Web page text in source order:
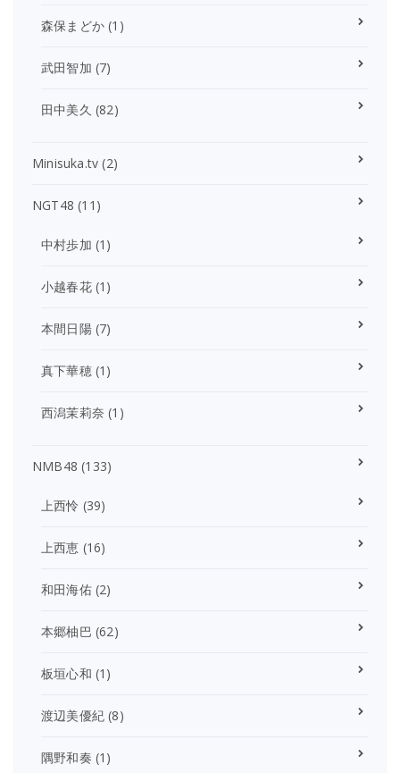
森保まどか (1)
武田智加 (7)
田中美久 (82)
Minisuka.tv (2)
NGT48 (11)
中村歩加 (1)
小越春花(1)
本間日陽(7)
真下華穂(1)
西潟茉莉奈 (1)
NMB48 (133)
上西怜 (39)
上西恵 (16)
和田海佑(2)
本郷柚巴 (62)
板垣心和 (1)
渡辺美優紀 (8)
隅野和奏 (1)